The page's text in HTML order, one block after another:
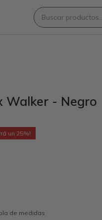
Walker - Negro
25
de medidas